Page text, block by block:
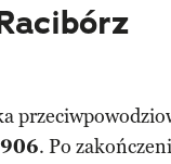
. Po